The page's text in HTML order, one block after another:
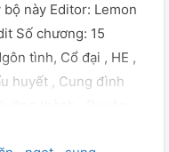
này Editor: Lemon
Số chương: 15
tình, Cổ đại , HE ,
huyết , Cung đình
Cường thủ hào đoạt ,